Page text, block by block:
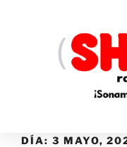
DÍA: 3 MAYO,